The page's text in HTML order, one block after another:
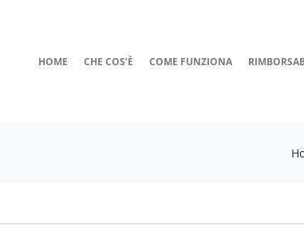
HOME CHE COS’È COME FUNZIONA